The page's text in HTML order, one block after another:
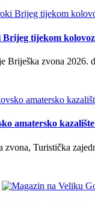
tijekom
Briješka zvona 2026.
amatersko
zvona, Turistička